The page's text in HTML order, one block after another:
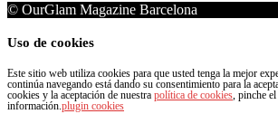
© OurGlam Magazine Barcelona
Uso de cookies
Este sitio web utiliza cookies para que usted tenga la mejor
continúa navegando está dando su consentimiento para la
cookies y la aceptación de nuestra política de cookies, pinche
información.plugin cookies